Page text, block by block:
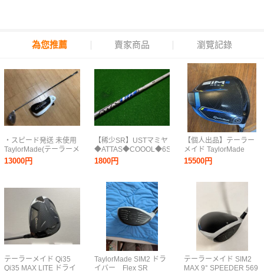
為您推薦 賣家商品 瀏覽記錄
・スピード発送 未使用
TaylorMade(テーラーメ
イド) STEALTH
GLOIRE ドライバー
13000円
テーラーメイド Qi35
Qi35 MAX LITE ドライ
【稀少SR】USTマミヤ
◆ATTAS◆COOOL◆6SR◆
ドライバー用◆テーラ
ーメイドスリーブ付◆
ル/SIM2/ステルス
2/Qi10/Qi35/Qi4D
1800円
TaylorMade SIM2 ドラ
イバー Flex SR
【個人出品】テーラー
メイド TaylorMade
SIM2 MAX-D DRIVER
ドライバー フジク
15500円
テーラーメイド SIM2
MAX 9° SPEEDER 569